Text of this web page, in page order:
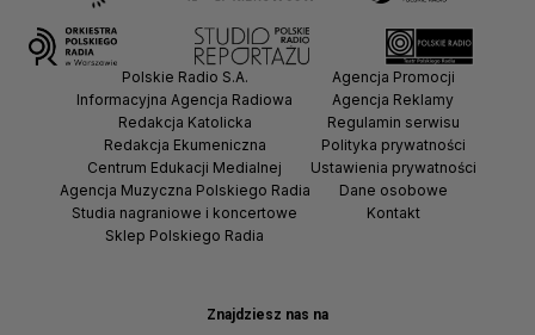
Znajdziesz nas na
Polskie Radio S.A.
Informacyjna Agencja Radiowa
Redakcja Katolicka
Redakcja Ekumeniczna
Centrum Edukacji Medialnej
Agencja Muzyczna Polskiego Radia
Studia nagraniowe i koncertowe
Sklep Polskiego Radia
Agencja Promocji
Agencja Reklamy
Regulamin serwisu
Polityka prywatności
Ustawienia prywatności
Dane osobowe
Kontakt